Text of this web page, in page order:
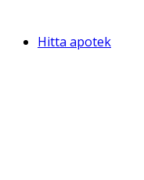
Hitta apotek